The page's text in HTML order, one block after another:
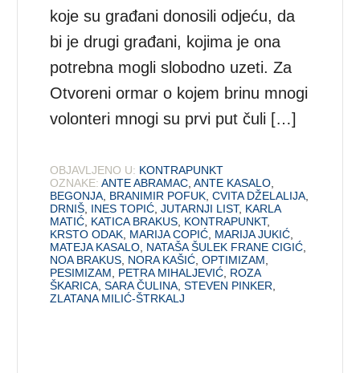
koje su građani donosili odjeću, da
bi je drugi građani, kojima je ona
potrebna mogli slobodno uzeti. Za
Otvoreni ormar o kojem brinu mnogi
volonteri mnogi su prvi put čuli […]
OBJAVLJENO U: KONTRAPUNKT
OZNAKE: ANTE ABRAMAC ,ANTE KASALO
BEGONJA BRANIMIR POFUK ,CVITA DŽELALIJA
DRNIŠ INES TOPIĆ ,JUTARNJI LIST, KARLA
MATIĆ KATICA BRAKUS KONTRAPUNKT,
KRSTO ODAK MARIJA COPIĆ MARIJA JUKIĆ
MATEJA KASALO NATAŠA ŠULEK FRANE CIGIĆ
NOA BRAKUS NORA KAŠIĆ ,OPTIMIZAM
PESIMIZAM
PETRA MIHALJEVIĆ ROZA
ŠKARICA ,SARA ČULINA ,STEVEN PINKER
ZLATANA MILIĆ-ŠTRKALJ